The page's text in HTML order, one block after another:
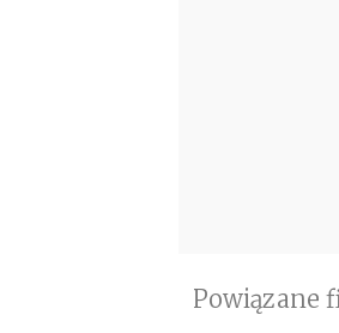
Powiązane